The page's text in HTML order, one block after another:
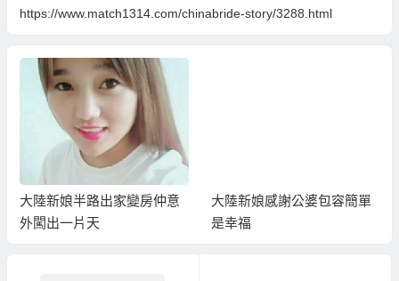
https://www.match1314.com/chinabride-story/3288.html
大陸新娘半路出家變房仲意
外闖出一片天
大陸新娘感謝公婆包容簡單
是幸福